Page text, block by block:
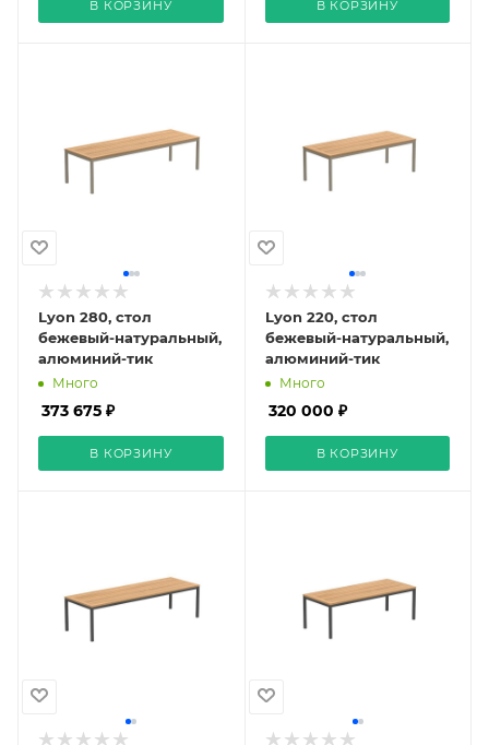
В КОРЗИНУ В КОРЗИНУ
Lyon 280, стол
бежевый-натуральный,
алюминий-тик
Много
373 675 ₽
В КОРЗИНУ
Lyon 220, стол
бежевый-натуральный,
алюминий-тик
Много
320 000 ₽
В КОРЗИНУ